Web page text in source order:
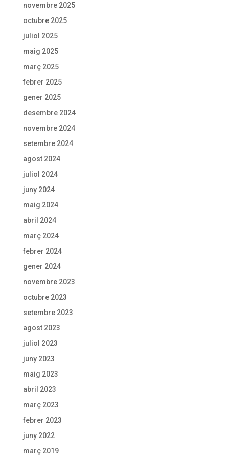
novembre 2025
octubre 2025
juliol 2025
maig 2025
març 2025
febrer 2025
gener 2025
desembre 2024
novembre 2024
setembre 2024
agost 2024
juliol 2024
juny 2024
maig 2024
abril 2024
març 2024
febrer 2024
gener 2024
novembre 2023
octubre 2023
setembre 2023
agost 2023
juliol 2023
juny 2023
maig 2023
abril 2023
març 2023
febrer 2023
juny 2022
març 2019